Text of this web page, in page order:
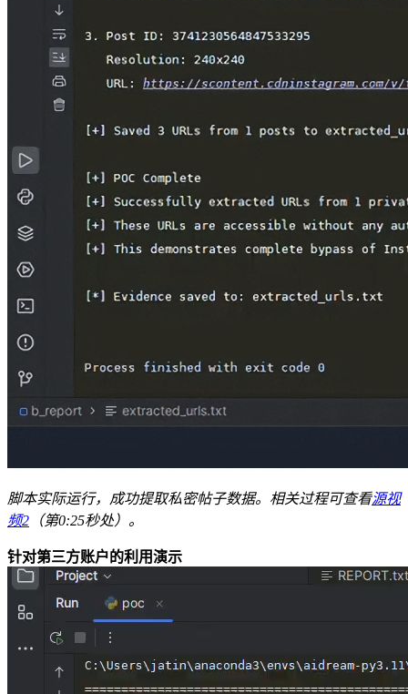
脚本实际运行，成功提取私密帖子数据。相关过程可查看源视
频2 （第0:25秒处）。
针对第三方账户的利用演示